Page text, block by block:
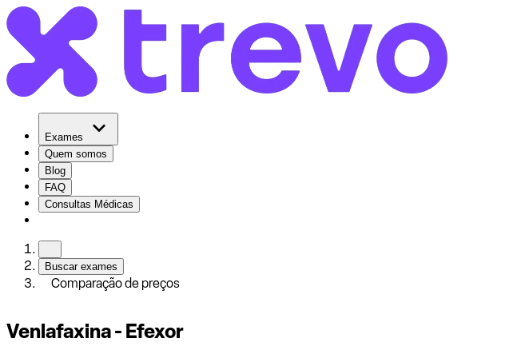
Exames
Quem somos
Blog
FAQ
Consultas Médicas
Buscar exames
Comparação de preços
Venlafaxina - Efexor